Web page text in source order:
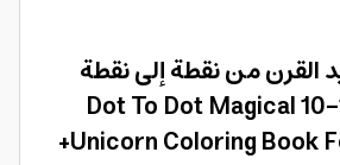
القرن من نقطة إلى نقطة
غرييت سبيس 1-10 Dot To Dot Magical
Unicorn Coloring Book